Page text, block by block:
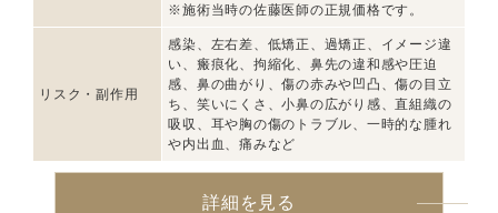
※施術当時の佐藤医師の正規価格です。
リスク・副作用
感染、左右差、低矯正、過矯正、イメージ違
い、瘢痕化、拘縮化、鼻先の違和感や圧迫
感、鼻の曲がり、傷の赤みや凹凸、傷の目立
ち、笑いにくさ、小鼻の広がり感、直組織の
吸収、耳や胸の傷のトラブル、一時的な腫れ
や内出血、痛みなど
詳細を見る